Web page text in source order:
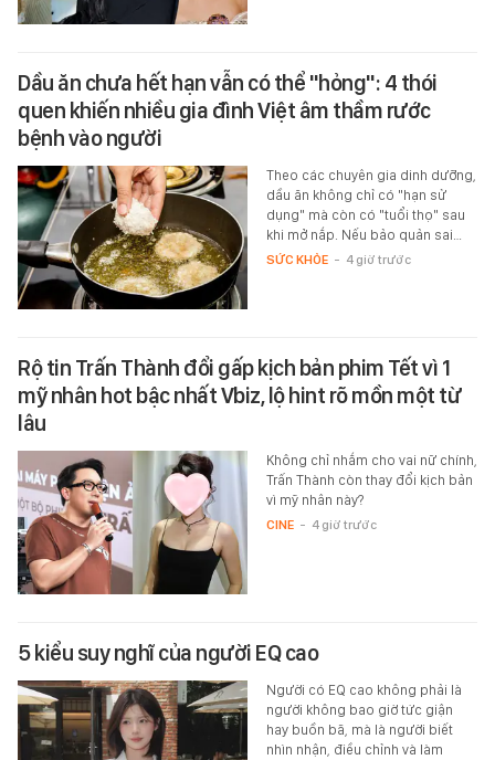
Dầu ăn chưa hết hạn vẫn có thể "hỏng": 4 thói
quen khiến nhiều gia đình Việt âm thầm rước
bệnh vào người
Theo các chuyên gia dinh dưỡng,
dầu ăn không chỉ có "hạn sử
dụng" mà còn có "tuổi thọ" sau
khi mở nắp. Nếu bảo quản sai…
SỨC KHỎE - 4 giờ trước
Rộ tin Trấn Thành đổi gấp kịch bản phim Tết vì 1
mỹ nhân hot bậc nhất Vbiz, lộ hint rõ mồn một từ
lâu
Không chỉ nhắm cho vai nữ chính,
Trấn Thành còn thay đổi kịch bản
vì mỹ nhân này?
CINE - 4 giờ trước
5 kiểu suy nghĩ của người EQ cao
Người có EQ cao không phải là
người không bao giờ tức giận
hay buồn bã, mà là người biết
nhìn nhận, điều chỉnh và làm